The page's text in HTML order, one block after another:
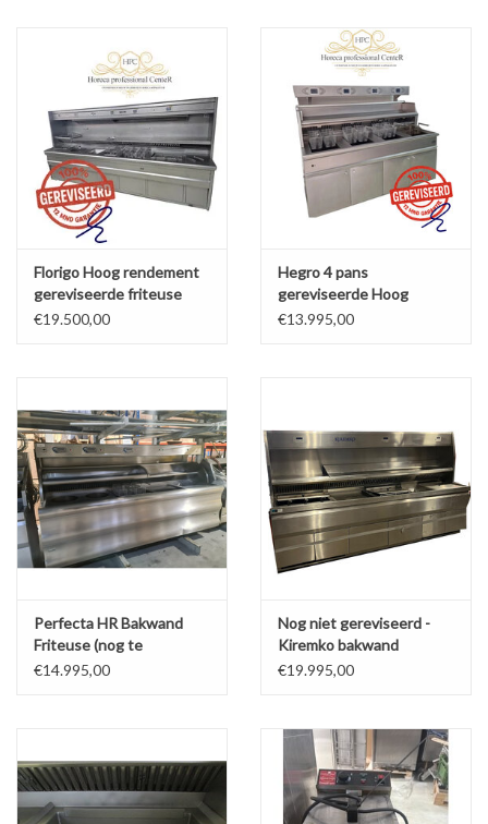
Florigo Hoog rendement
gereviseerde friteuse
bakwand 1x XL rond 8x
€19.500,00
Hegro 4 pans
gereviseerde Hoog
rendement bakwand
€13.995,00
Perfecta HR Bakwand
Friteuse (nog te
reviseren) - 105 KW op
€14.995,00
Nog niet gereviseerd -
Kiremko bakwand
friteuse 9 manden HR
€19.995,00